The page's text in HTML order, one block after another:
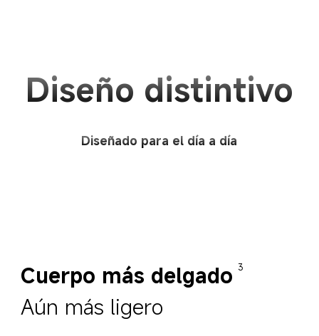
Diseño distintivo
Diseñado para el día a día
Cuerpo más delgado 3
Aún más ligero